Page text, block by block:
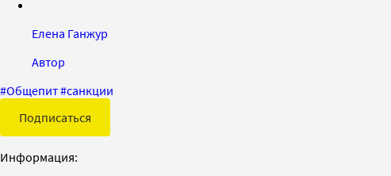
Елена Ганжур
Автор
#Общепит#санкции
Подписаться
Информация: